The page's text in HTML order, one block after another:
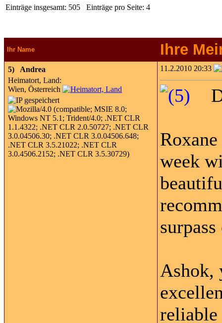
Einträge insgesamt: 505 Einträge pro Seite: 4
Ihr Name Ihre
5)
Andrea
Heimatort, Land:
Wien, Österreich
11.2.2010 20:33
week
Ashok,